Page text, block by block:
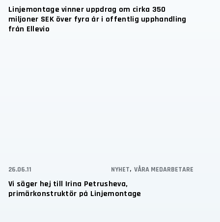
Linjemontage vinner uppdrag om cirka 350
miljoner SEK över fyra år i offentlig upphandling
från Ellevio
Vi säger hej till Irina Petrusheva,
primärkonstruktör på Linjemontage
26.06.11 NYHET, VÅRA MEDARBETARE